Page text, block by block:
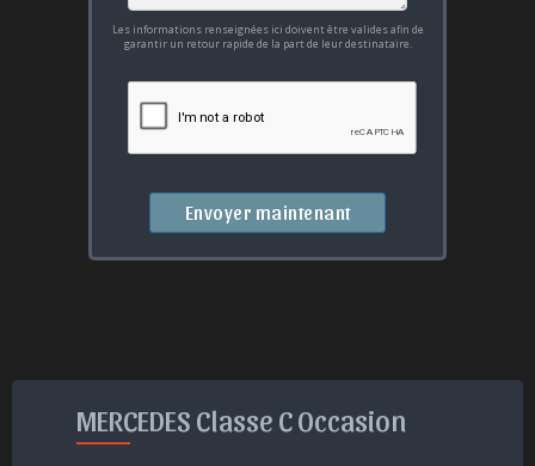
Les informations renseignées ici doivent être valides afin de
garantir un retour rapide de la part de leur destinataire.
Envoyer maintenant
MERCEDES Classe C Occasion